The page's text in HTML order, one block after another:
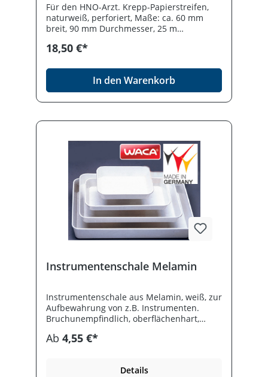
Für den HNO-Arzt. Krepp-Papierstreifen,
naturweiß, perforiert, Maße: ca. 60 mm
breit, 90 mm Durchmesser, 25 m
Einzelblatt ca. 160 mm. Nicht in allen
abrechenbar. Ohne Spenderbox.
18,50 €*
In den Warenkorb
Instrumentenschale Melamin
Instrumentenschale aus Melamin, weiß, zur
Aufbewahrung von z.B. Instrumenten.
Bruchunempfindlich, oberflächenhart,
Ab 4,55 €*
Details